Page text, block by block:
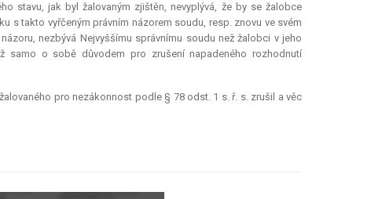
stavu, jak byl žalovaným zjištěn, nevyplývá, že by se žalobce
s takto vyřčeným právním názorem soudu, resp. znovu ve svém
nezbývá Nejvyššímu správnímu soudu než žalobci v jeho
samo o sobě důvodem pro zrušení napadeného rozhodnutí
pro nezákonnost podle § 78 odst. 1 s. ř. s. zrušil a věc